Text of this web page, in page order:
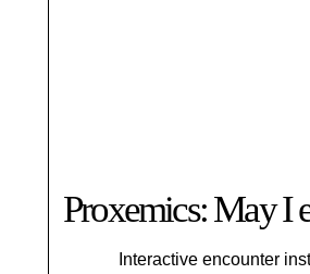
Proxemics: May I
Interactive encounter